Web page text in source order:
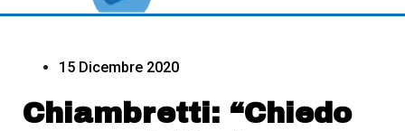
15 Dicembre 2020
Chiambretti: “Chiedo